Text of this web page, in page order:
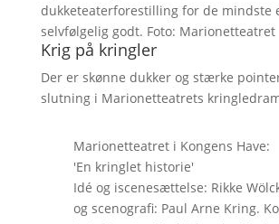
dukketeaterforestilling for de mindste
selvfølgelig godt. Foto: Marionetteatret
Krig på kringler
Der er skønne dukker og stærke
slutning i Marionetteatrets
Marionetteatret i Kongens Have:
'En kringlet historie'
Idé og iscenesættelse: Rikke
og scenografi: Paul Arne Kring.